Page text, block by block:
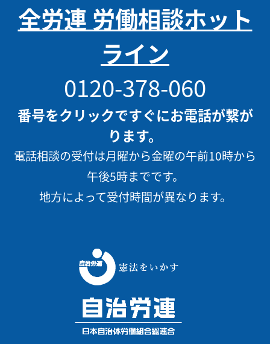
全労連 労働相談ホット
ライン
0120-378-060
番号をクリックですぐにお電話が繋が
ります。
電話相談の受付は月曜から金曜の午前10時から
午後5時までです。
地方によって受付時間が異なります。